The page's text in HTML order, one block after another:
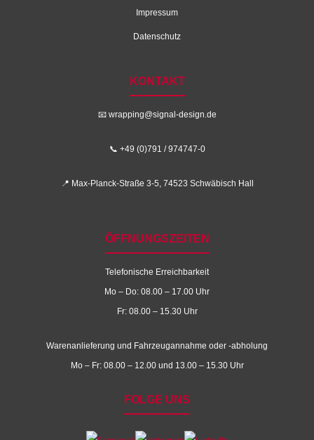
Impressum
Datenschutz
KONTAKT
📧 wrapping@signal-design.de
📞 +49 (0)791 / 974747-0
📍 Max-Planck-Straße 3-5, 74523 Schwäbisch Hall
ÖFFNUNGSZEITEN
Telefonische Erreichbarkeit
Mo – Do: 08.00 – 17.00 Uhr
Fr: 08.00 – 15.30 Uhr
Warenanlieferung und Fahrzeugannahme oder -abholung
Mo – Fr: 08.00 – 12.00 und 13.00 – 15.30 Uhr
FOLGE UNS